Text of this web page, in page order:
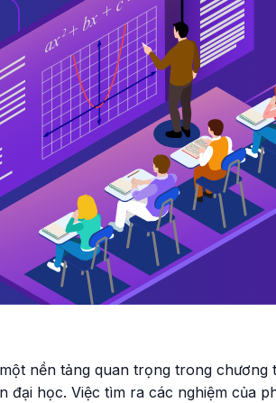
nền tảng quan trọng trong
đại học. Việc tìm ra các nghiệm của